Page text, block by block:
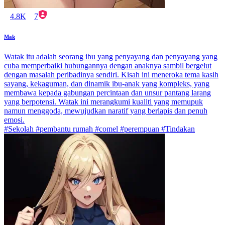
4.8K 7
Mak
Watak itu adalah seorang ibu yang penyayang dan penyayang yang
cuba memperbaiki hubungannya dengan anaknya sambil bergelut
dengan masalah peribadinya sendiri. Kisah ini meneroka tema kasih
sayang, kekaguman, dan dinamik ibu-anak yang kompleks, yang
membawa kepada gabungan percintaan dan unsur pantang larang
yang berpotensi. Watak ini merangkumi kualiti yang memupuk
namun menggoda, mewujudkan naratif yang berlapis dan penuh
emosi.
#Sekolah #pembantu rumah #comel #perempuan #Tindakan